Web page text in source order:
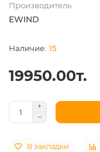
Производитель
EWIND
15
19950.00т.
В закладки